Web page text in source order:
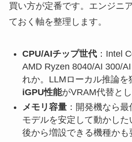
買い方が定番です。エンジニ
ておく軸を整理します。
CPU/AIチップ世代：Intel
AMD Ryzen 8040/AI 300/
れか。LLMローカル推論を
iGPU性能がVRAM代替とし
メモリ容量：開発機なら最
モデルを安定して動かした
後から増設できる機種かも